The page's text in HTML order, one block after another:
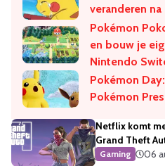
veranderen
Pokémon
en bouw je
Nintendo
Pokémon
Pokémon
Netflix komt
Grand Theft
Gaming
06